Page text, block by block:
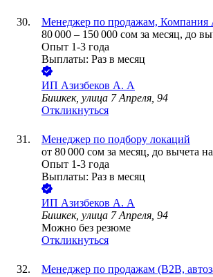
Менеджер по продажам, Компания
80 000 – 150 000 сом за месяц, до
Опыт 1-3 года
Выплаты: Раз в месяц
ИП Азизбеков А. А
Бишкек, улица 7 Апреля, 94
Откликнуться
Менеджер по подбору локаций
от 80 000 сом за месяц, до вычета
Опыт 1-3 года
Выплаты: Раз в месяц
ИП Азизбеков А. А
Бишкек, улица 7 Апреля, 94
Можно без резюме
Откликнуться
Менеджер по продажам (В2В,